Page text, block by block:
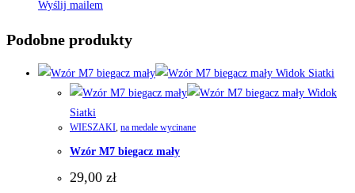
Wyślij mailem
Podobne produkty
Widok Siatki
Widok
Siatki
WIESZAKI, na medale wycinane
Wzór M7 biegacz mały
29,00 zł